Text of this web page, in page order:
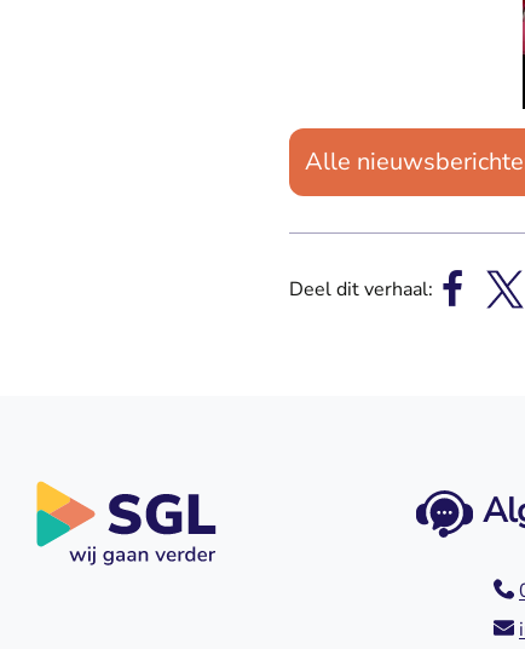
Alle
Deel dit verhaal: